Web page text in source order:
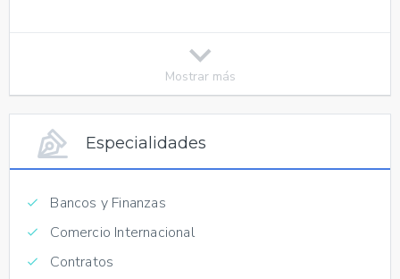
Mostrar más
Especialidades
Bancos y Finanzas
Comercio Internacional
Contratos